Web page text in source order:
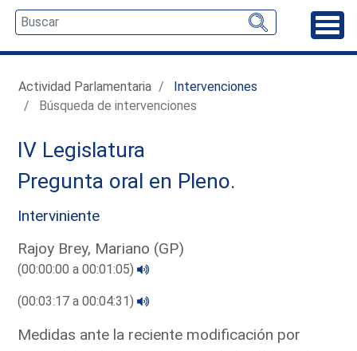
Actividad Parlamentaria
Intervenciones
Búsqueda de intervenciones
IV Legislatura
Pregunta oral en Pleno.
Interviniente
Rajoy Brey, Mariano (GP)
(00:00:00 a 00:01:05)
(00:03:17 a 00:04:31)
Medidas ante la reciente modificación por